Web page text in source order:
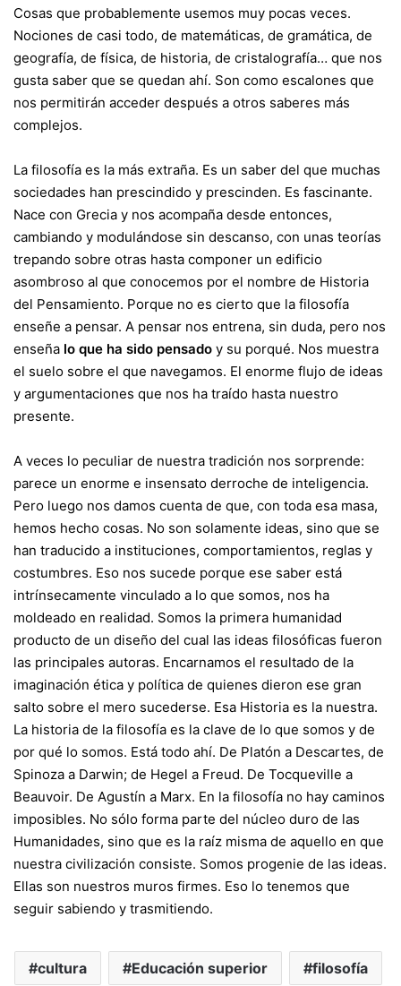
Cosas que probablemente usemos muy pocas veces.
Nociones de casi todo, de matemáticas, de gramática, de
geografía, de física, de historia, de cristalografía… que nos
gusta saber que se quedan ahí. Son como escalones que
nos permitirán acceder después a otros saberes más
complejos.
La filosofía es la más extraña. Es un saber del que muchas
sociedades han prescindido y prescinden. Es fascinante.
Nace con Grecia y nos acompaña desde entonces,
cambiando y modulándose sin descanso, con unas teorías
trepando sobre otras hasta componer un edificio
asombroso al que conocemos por el nombre de Historia
del Pensamiento. Porque no es cierto que la filosofía
enseñe a pensar. A pensar nos entrena, sin duda, pero nos
enseña lo que ha sido pensado y su porqué. Nos muestra
el suelo sobre el que navegamos. El enorme flujo de ideas
y argumentaciones que nos ha traído hasta nuestro
presente.
A veces lo peculiar de nuestra tradición nos sorprende:
parece un enorme e insensato derroche de inteligencia.
Pero luego nos damos cuenta de que, con toda esa masa,
hemos hecho cosas. No son solamente ideas, sino que se
han traducido a instituciones, comportamientos, reglas y
costumbres. Eso nos sucede porque ese saber está
intrínsecamente vinculado a lo que somos, nos ha
moldeado en realidad. Somos la primera humanidad
producto de un diseño del cual las ideas filosóficas fueron
las principales autoras. Encarnamos el resultado de la
imaginación ética y política de quienes dieron ese gran
salto sobre el mero sucederse. Esa Historia es la nuestra.
La historia de la filosofía es la clave de lo que somos y de
por qué lo somos. Está todo ahí. De Platón a Descartes, de
Spinoza a Darwin; de Hegel a Freud. De Tocqueville a
Beauvoir. De Agustín a Marx. En la filosofía no hay caminos
imposibles. No sólo forma parte del núcleo duro de las
Humanidades, sino que es la raíz misma de aquello en que
nuestra civilización consiste. Somos progenie de las ideas.
Ellas son nuestros muros firmes. Eso lo tenemos que
seguir sabiendo y trasmitiendo.
cultura Educación superior filosofía